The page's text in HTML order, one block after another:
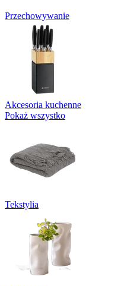
Przechowywanie
Akcesoria kuchenne
Pokaż wszystko
Tekstylia